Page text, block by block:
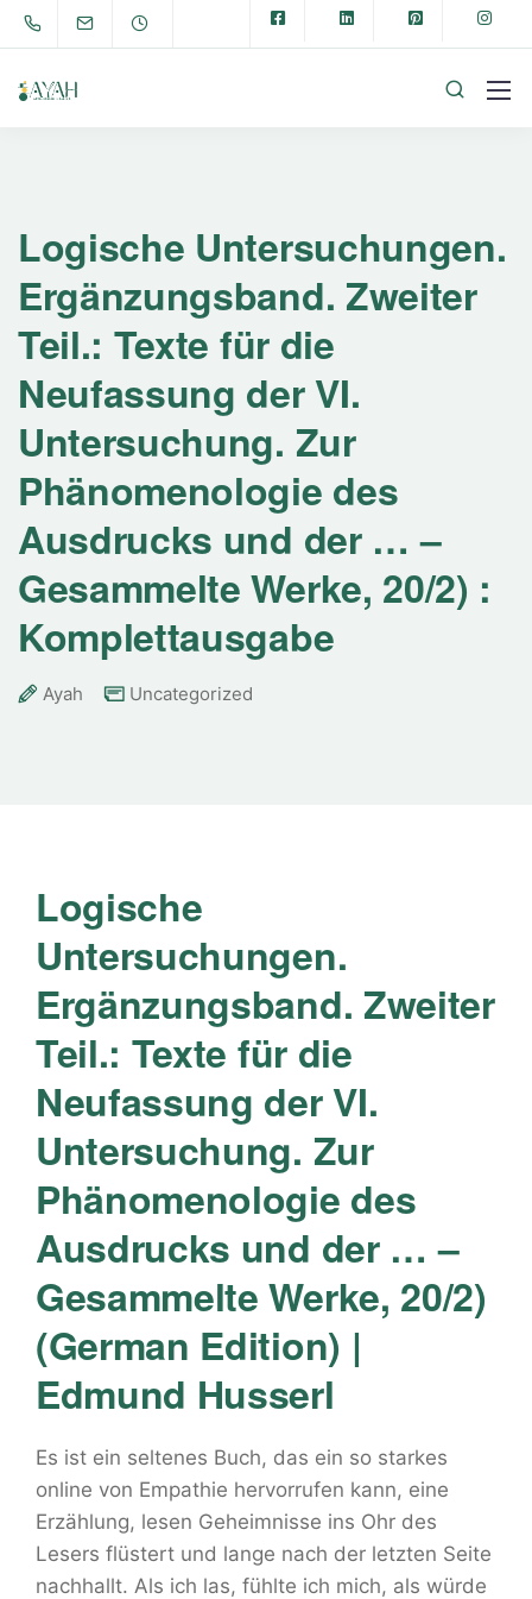
Logische Untersuchungen.
Ergänzungsband. Zweiter
Teil.: Texte für die
Neufassung der VI.
Untersuchung. Zur
Phänomenologie des
Ausdrucks und der … –
Gesammelte Werke, 20/2) :
Komplettausgabe
Ayah Uncategorized
Logische
Untersuchungen.
Ergänzungsband. Zweiter
Teil.: Texte für die
Neufassung der VI.
Untersuchung. Zur
Phänomenologie des
Ausdrucks und der … –
Gesammelte Werke, 20/2)
(German Edition) |
Edmund Husserl
Es ist ein seltenes Buch, das ein so starkes
online von Empathie hervorrufen kann, eine
Erzählung, lesen Geheimnisse ins Ohr des
Lesers flüstert und lange nach der letzten Seite
nachhallt. Als ich las, fühlte ich mich, als würde